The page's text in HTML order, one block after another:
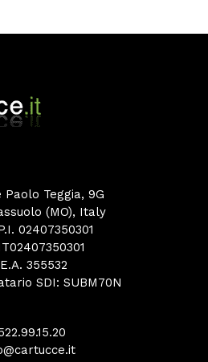
Paolo Teggia, 9G
(MO), Italy
02407350301
355532
SDI: SUBM70N